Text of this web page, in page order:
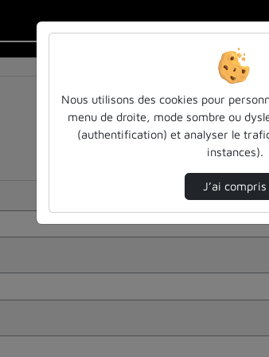
Nous utilisons des cookies pour
menu de droite, mode sombre ou
(authentification) et analyser le
instances).
J’ai compris